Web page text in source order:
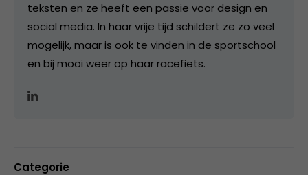
teksten en ze heeft een passie voor design en
social media. In haar vrije tijd schildert ze zo veel
mogelijk, maar is ook te vinden in de sportschool
en bij mooi weer op haar racefiets.
Categorie